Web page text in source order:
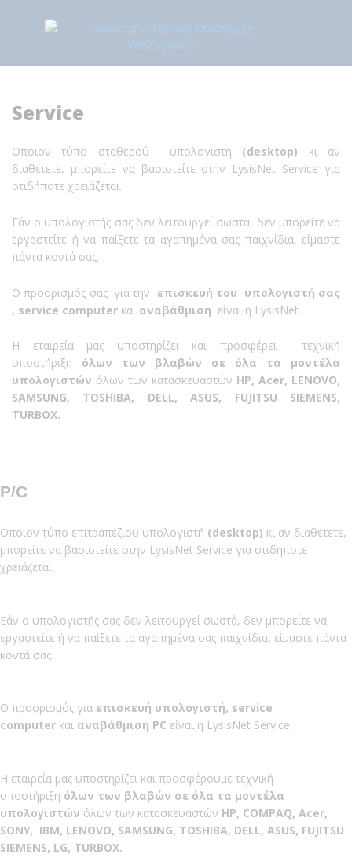
Service
Oποιον τύπο σταθερού υπολογιστή (desktop) κι αν
διαθέτετε, μπορείτε να βασιστείτε στην LysisNet Service για
οτιδήποτε χρειάζεται.
Εάν ο υπολογιστής σας δεν λειτουργεί σωστά, δεν μπορείτε να
εργαστείτε ή να παίξετε τα αγαπημένα σας παιχνίδια, είμαστε
πάντα κοντά σας.
Ο προορισμός σας για την επισκευή του υπολογιστή σας
, service computer και αναβάθμιση είναι η LysisNet.
Η εταιρεία μας υποστηρίζει και προσφέρει τεχνική
υποστήριξη όλων των βλαβών σε όλα τα μοντέλα
υπολογιστών όλων των κατασκευαστών HP, Acer, LENOVO,
SAMSUNG, ΤOSHIBA, DELL, ASUS, FUJITSU SIEMENS,
TURBOX.
P/C
Oποιον τύπο επιτραπέζιου υπολογιστή (desktop) κι αν διαθέτετε,
μπορείτε να βασιστείτε στην LysisNet Service για οτιδήποτε
χρειάζεται.
Εάν ο υπολογιστής σας δεν λειτουργεί σωστά, δεν μπορείτε να
εργαστείτε ή να παίξετε τα αγαπημένα σας παιχνίδια, είμαστε πάντα
κοντά σας.
Ο προορισμός για επισκευή υπολογιστή, service
computer και αναβάθμιση PC είναι η LysisNet Service.
Η εταιρεία μας υποστηρίζει και προσφέρουμε τεχνική
υποστήριξη όλων των βλαβών σε όλα τα μοντέλα
υπολογιστών όλων των κατασκευαστών HP, COMPAQ, Acer,
SONY, IBM, LENOVO, SAMSUNG, ΤOSHIBA, DELL, ASUS, FUJITSU
SIEMENS, LG, TURBOX.